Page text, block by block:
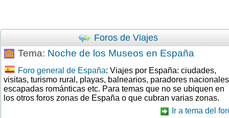
Foros de Viajes
Tema: Noche de los Museos en España
Foro general de España: Viajes por España: ciudades,
visitas, turismo rural, playas, balnearios, paradores
escapadas románticas etc. Para temas que no se ubiquen en
los otros foros zonas de España o que cubran varias zonas.
Ir a tema del